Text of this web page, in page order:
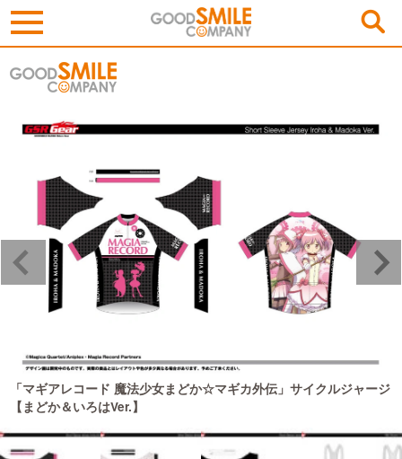
「マギアレコード 魔法少女まどか☆マギカ外伝」サイクルジャージ
【まどか＆いろはVer.】